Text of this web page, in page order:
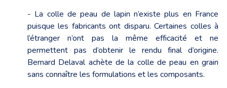
- La colle de peau de lapin n’existe plus en France
puisque les fabricants ont disparu. Certaines colles à
l’étranger n’ont pas la même efficacité et ne
permettent pas d’obtenir le rendu final d’origine.
Bernard Delaval achète de la colle de peau en grain
sans connaître les formulations et les composants.